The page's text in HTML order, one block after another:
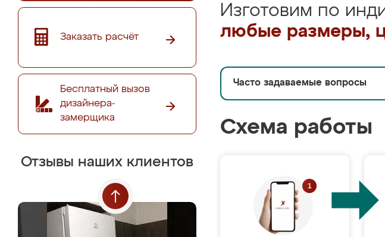
Заказать расчёт
Бесплатный вызов
дизайнера-
замерщика
Отзывы наших клиентов
Изготовим по
любые размеры,
Часто задаваемые вопросы
Схема работы